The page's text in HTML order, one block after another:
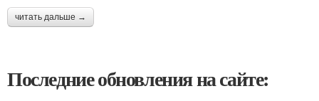
читать дальше →
Последние обновления на сайте: